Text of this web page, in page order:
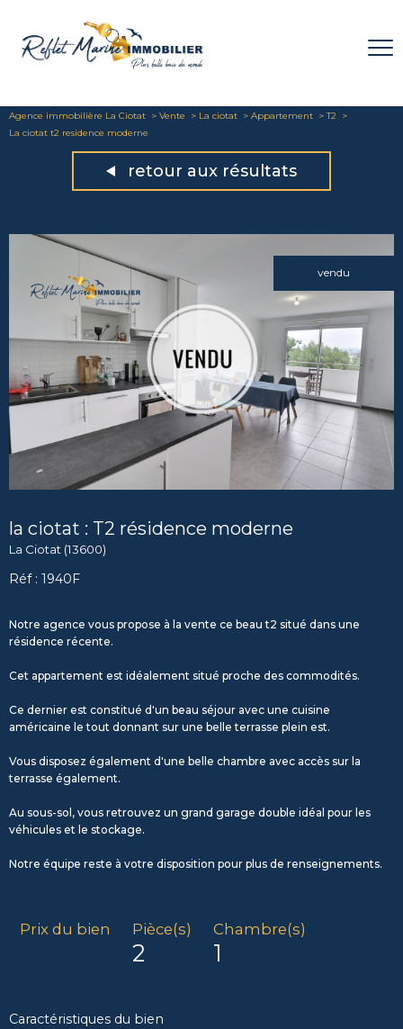
Agence immobilière La Ciotat Vente La ciotat Appartement
T2
La ciotat t2 residence moderne
retour aux résultats
vendu
la ciotat : T2 résidence moderne
La Ciotat (13600)
Réf : 1940F
Notre agence vous propose à la vente ce beau t2 situé dans une
résidence récente.
Cet appartement est idéalement situé proche des commodités.
Ce dernier est constitué d'un beau séjour avec une cuisine
américaine le tout donnant sur une belle terrasse plein est.
Vous disposez également d'une belle chambre avec accès sur la
terrasse également.
Au sous-sol, vous retrouvez un grand garage double idéal pour les
véhicules et le stockage.
Notre équipe reste à votre disposition pour plus de renseignements.
Prix du bien Pièce(s)
2
Chambre(s)
1
Caractéristiques du bien